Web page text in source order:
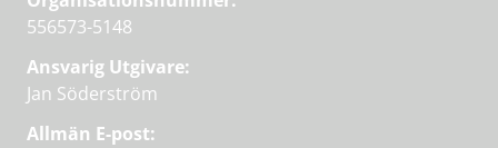
556573-5148
Ansvarig Utgivare:
Jan Söderström
Allmän E-post: